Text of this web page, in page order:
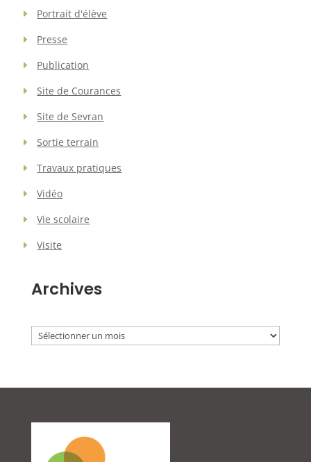
Portrait d'élève
Presse
Publication
Site de Courances
Site de Sevran
Sortie terrain
Travaux pratiques
Vidéo
Vie scolaire
Visite
Archives
Archives